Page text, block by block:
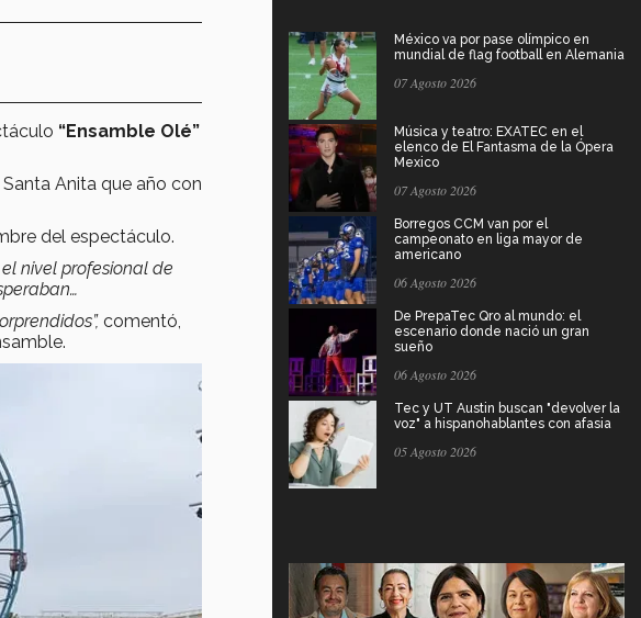
“Ensamble Olé”
Anita que año con
del espectáculo.
nivel profesional de
comentó,
México va por pase olímpico en
mundial de flag football en Alemania
07 Agosto 2026
Música y teatro: EXATEC en el
elenco de El Fantasma de la Ópera
Mexico
07 Agosto 2026
Borregos CCM van por el
campeonato en liga mayor de
americano
06 Agosto 2026
De PrepaTec Qro al mundo: el
escenario donde nació un gran
sueño
06 Agosto 2026
Tec y UT Austin buscan "devolver la
voz" a hispanohablantes con afasia
05 Agosto 2026